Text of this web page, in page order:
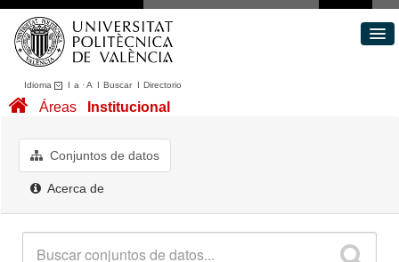
Idioma I a ·A I BuscarI Directorio
Conjuntos de datos
Acerca de
Áreas Institucional
Conjuntos de datos
Acerca de